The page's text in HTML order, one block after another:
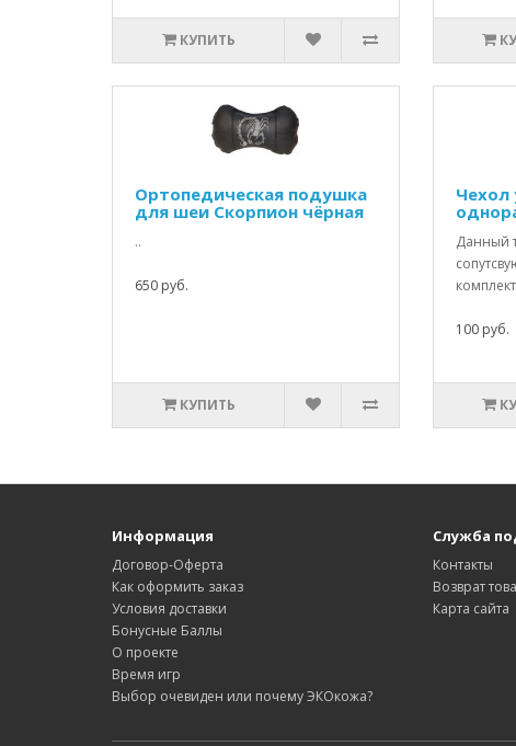
КУПИТЬ
Ортопедическая подушка
для шеи Скорпион чёрная
..
650 руб.
КУПИТЬ
Чехол
Данный
100 руб.
Информация
Договор-Оферта
Как оформить заказ
Условия доставки
Бонусные Баллы
О проекте
Время игр
Выбор очевиден или почему ЭКОкожа?
Служба
Контакты
Возврат
Карта сайта